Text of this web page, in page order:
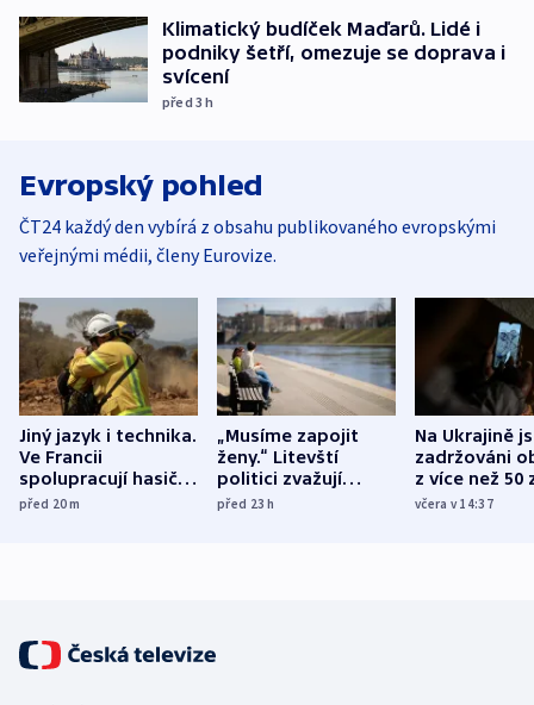
Klimatický budíček Maďarů. Lidé i
podniky šetří, omezuje se doprava i
svícení
před 3h
Evropský pohled
ČT24 každý den vybírá z obsahu publikovaného evropskými
veřejnými médii, členy Eurovize.
Jiný jazyk i technika.
Ve Francii
spolupracují hasiči z
různých zemí
před 20m
„Musíme zapojit
ženy.“ Litevští
politici zvažují
dohodu o
před 23h
Na Ukrajině
zadržováni
z více než 50
Bojovali na
včera v 14:37